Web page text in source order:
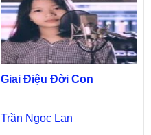
Giai Điệu Đời Con
Trần Ngọc Lan